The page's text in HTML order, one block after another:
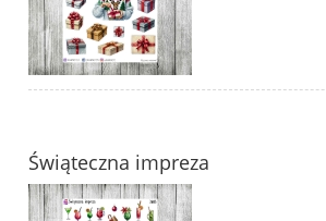
Świąteczna impreza